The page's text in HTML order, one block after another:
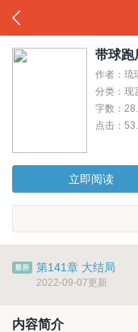
带球跑
作者：琉
分类：现
字数：
点击：
立即阅读
第141章 大结局
2022-09-07更新
内容简介